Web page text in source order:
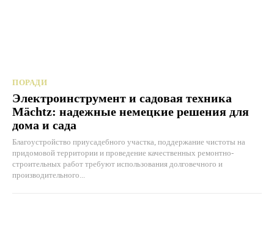
ПОРАДИ
Электроинструмент и садовая техника
Mächtz: надежные немецкие решения для
дома и сада
Благоустройство приусадебного участка, поддержание чистоты на
придомовой территории и проведение качественных ремонтно-
строительных работ требуют использования долговечного и
производительного...